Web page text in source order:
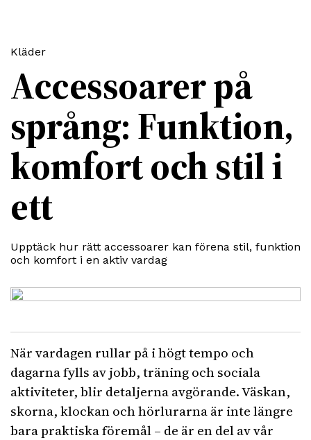
Accessoarer på
språng: Funktion,
komfort och stil i
ett
Upptäck hur rätt accessoarer kan förena stil, funktion
och komfort i en aktiv vardag
Kläder
När vardagen rullar på i högt tempo och
dagarna fylls av jobb, träning och sociala
aktiviteter, blir detaljerna avgörande. Väskan,
skorna, klockan och hörlurarna är inte längre
bara praktiska föremål – de är en del av vår